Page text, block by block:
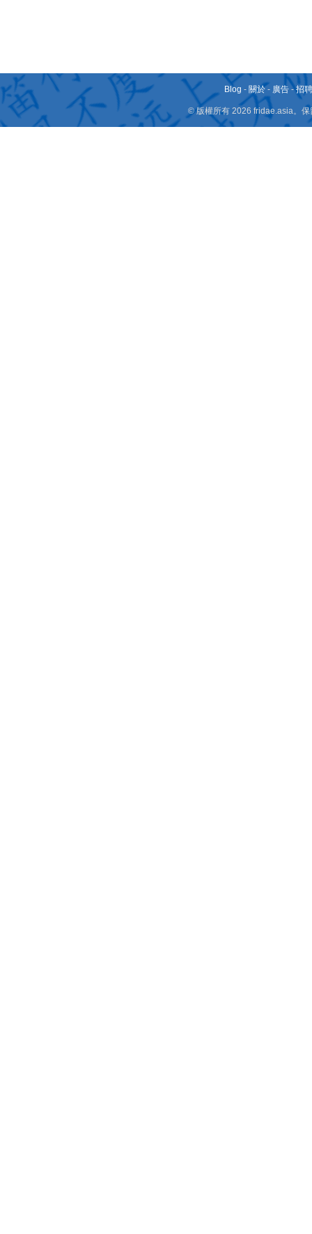
Blog - 關於 - 廣告 -招
© 版權所有 2026 fridae.asia。